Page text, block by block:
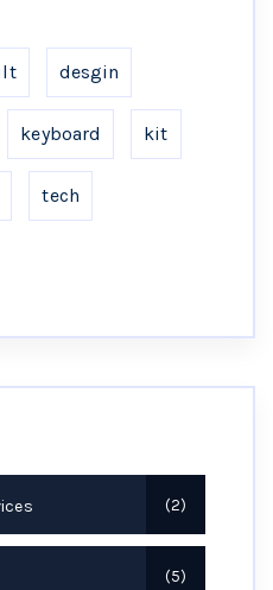
desgin
keyboard kit
tech
2
5